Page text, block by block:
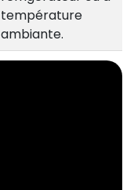
température
ambiante.